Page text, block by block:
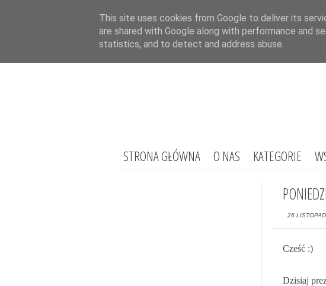
STRONA GŁÓWNA O NAS KATEGORIE
26
Cześć :)
Dzisiaj
This site uses cookies from Google to deliver its
are shared with Google along with performance and
statistics, and to detect and address abuse.